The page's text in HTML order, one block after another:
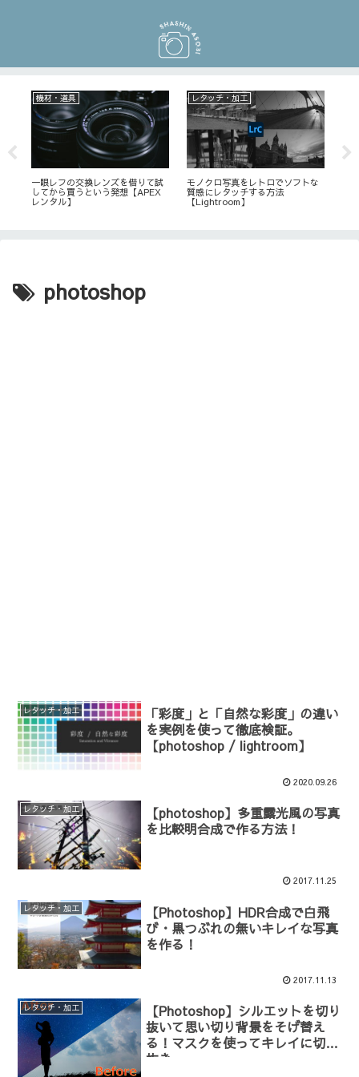
機材・道具
一眼レフの交換レンズを借りて試
してから買うという発想【APEX
レンタル】
レタッチ・加工
モノクロ写真をレトロでソフトな
質感にレタッチする方法
【Lightroom】
photoshop
レタッチ・加工
「彩度」と「自然な彩度」の違い
を実例を使って徹底検証。
【photoshop / lightroom】
2020.09.26
レタッチ・加工
【photoshop】多重露光風の写真
を比較明合成で作る方法！
2017.11.25
レタッチ・加工
【Photoshop】HDR合成で白飛
び・黒つぶれの無いキレイな写真
を作る！
2017.11.13
レタッチ・加工
【Photoshop】シルエットを切り
抜いて思い切り背景をそげ替え
る！マスクを使ってキレイに切り
抜き